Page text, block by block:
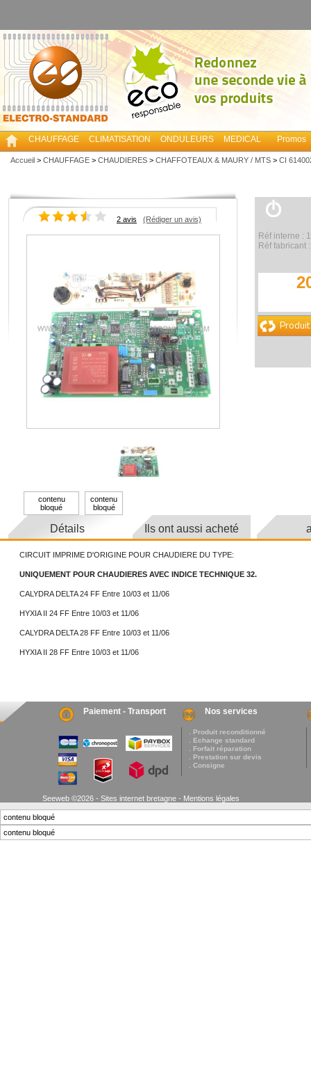
CHAUFFAGE CLIMATISATION ONDULEURS MEDICAL Promos
Accueil > CHAUFFAGE > CHAUDIERES > CHAFFOTEAUX & MAURY / MTS > CI
2 avis (Rédiger un avis)
contenu
bloqué
contenu
bloqué
Réf interne :
Réf fabricant
Détails Ils ont aussi acheté
CIRCUIT IMPRIME D'ORIGINE POUR CHAUDIERE DU TYPE:
UNIQUEMENT POUR CHAUDIERES AVEC INDICE TECHNIQUE 32.
CALYDRA DELTA 24 FF Entre 10/03 et 11/06
HYXIA II 24 FF Entre 10/03 et 11/06
CALYDRA DELTA 28 FF Entre 10/03 et 11/06
HYXIA II 28 FF Entre 10/03 et 11/06
Paiement - Transport Nos services
. Produit reconditionné
. Echange standard
. Forfait réparation
. Prestation sur devis
. Consigne
Seeweb ©2026 - Sites internet bretagne - Mentions légales
contenu bloqué
contenu bloqué